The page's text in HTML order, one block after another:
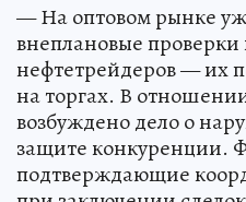
— На оптовом рынке
внеплановые
нефтетрейдеров — их
на торгах. В
возбуждено дело о
защите конкуренции.
подтверждающие